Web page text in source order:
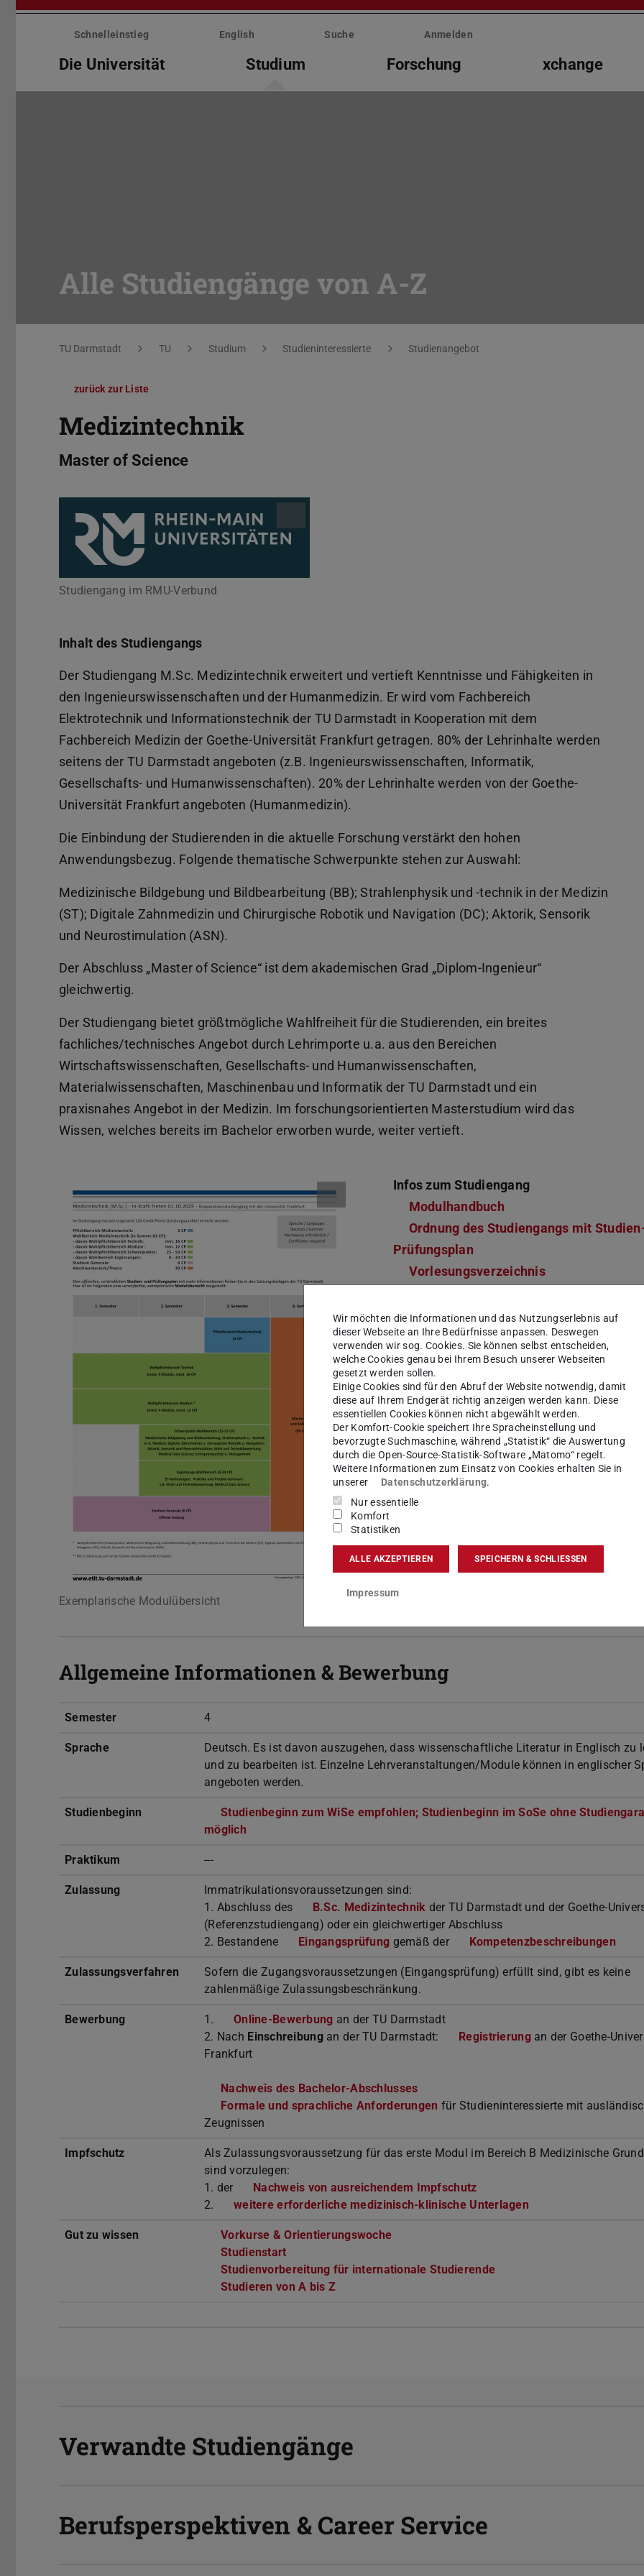
Menü
überspringenSchnelleinstieg English Suche Anmelden
Die Universität Studium Forschung xchange
Alle Studiengänge von A-Z
Sie befinden sich hier:
TU Darmstadt TU Studium Studieninteressierte Studienangebot
zurück zur Liste
Medizintechnik
Master of Science
Studiengang im RMU-Verbund
Inhalt des Studiengangs
Der Studiengang M.Sc. Medizintechnik erweitert und vertieft Kenntnisse und Fähigkeiten in
den Ingenieurswissenschaften und der Humanmedizin. Er wird vom Fachbereich
Elektrotechnik und Informationstechnik der TU Darmstadt in Kooperation mit dem
Fachbereich Medizin der Goethe-Universität Frankfurt getragen. 80% der Lehrinhalte werden
seitens der TU Darmstadt angeboten (z.B. Ingenieurswissenschaften, Informatik,
Gesellschafts- und Humanwissenschaften). 20% der Lehrinhalte werden von der Goethe-
Universität Frankfurt angeboten (Humanmedizin).
Die Einbindung der Studierenden in die aktuelle Forschung verstärkt den hohen
Anwendungsbezug. Folgende thematische Schwerpunkte stehen zur Auswahl:
Medizinische Bildgebung und Bildbearbeitung (BB); Strahlenphysik und -technik in der Medizin
(ST); Digitale Zahnmedizin und Chirurgische Robotik und Navigation (DC); Aktorik, Sensorik
und Neurostimulation (ASN).
Der Abschluss „Master of Science“ ist dem akademischen Grad „Diplom-Ingenieur“
gleichwertig.
Der Studiengang bietet größtmögliche Wahlfreiheit für die Studierenden, ein breites
fachliches/technisches Angebot durch Lehrimporte u.a. aus den Bereichen
Wirtschaftswissenschaften, Gesellschafts- und Humanwissenschaften,
Materialwissenschaften, Maschinenbau und Informatik der TU Darmstadt und ein
praxisnahes Angebot in der Medizin. Im forschungsorientierten Masterstudium wird das
Wissen, welches bereits im Bachelor erworben wurde, weiter vertieft.
Exemplarische Modulübersicht
Infos zum Studiengang
Modulhandbuch
Ordnung des Studiengangs mit
Prüfungsplan
Vorlesungsverzeichnis
Anlaufstellen
Fachbereich Elektrotechnik und
Informationstechnik
Studienbüro
Fachstudienberatung
Fachschaft
Allgemeine Informationen & Bewerbung
Semester 4
Sprache
Deutsch. Es ist davon auszugehen, dass wissenschaftliche Literatur in Englisch zu
und zu bearbeiten ist. Einzelne Lehrveranstaltungen/Module können in englischer
angeboten werden.
Studienbeginn
Studienbeginn zum WiSe empfohlen; Studienbeginn im SoSe ohne
möglich
Praktikum ---
Zulassung
Immatrikulationsvoraussetzungen sind:
1. Abschluss des
B.Sc. Medizintechnik der TU Darmstadt und der Goethe-
(Referenzstudiengang) oder ein gleichwertiger Abschluss
2. Bestandene
Eingangsprüfung gemäß der Kompetenzbeschreibungen
Zulassungsverfahren
Sofern die Zugangsvoraussetzungen (Eingangsprüfung) erfüllt sind, gibt es keine
zahlenmäßige Zulassungsbeschränkung.
Bewerbung 1. Online-Bewerbung an der TU Darmstadt
2. Nach Einschreibungan der TU Darmstadt: Registrierungan der Goethe-
Frankfurt
Nachweis des Bachelor-Abschlusses
Formale und sprachliche Anforderungen für Studieninteressierte mit
Zeugnissen
Impfschutz
Als Zulassungsvoraussetzung für das erste Modul im Bereich B Medizinische
sind vorzulegen:
1. der
Nachweis von ausreichendem Impfschutz
2.
weitere erforderliche medizinisch-klinische Unterlagen
Gut zu wissen
Vorkurse & Orientierungswoche
Studienstart
Studienvorbereitung für internationale Studierende
Studieren von A bis Z
Verwandte Studiengänge
Berufsperspektiven & Career Service
Wir möchten die Informationen und das Nutzungserlebnis auf
dieser Webseite an Ihre Bedürfnisse anpassen. Deswegen
verwenden wir sog. Cookies. Sie können selbst entscheiden,
welche Cookies genau bei Ihrem Besuch unserer Webseiten
gesetzt werden sollen.
Einige Cookies sind für den Abruf der Website notwendig, damit
diese auf Ihrem Endgerät richtig anzeigen werden kann. Diese
essentiellen Cookies können nicht abgewählt werden.
Der Komfort-Cookie speichert Ihre Spracheinstellung und
bevorzugte Suchmaschine, während „Statistik“ die Auswertung
durch die Open-Source-Statistik-Software „Matomo“ regelt.
Weitere Informationen zum Einsatz von Cookies erhalten Sie in
unserer
Datenschutzerklärung.
Nur essentielle
Komfort
Statistiken
ALLE AKZEPTIEREN SPEICHERN & SCHLIESSEN
Impressum